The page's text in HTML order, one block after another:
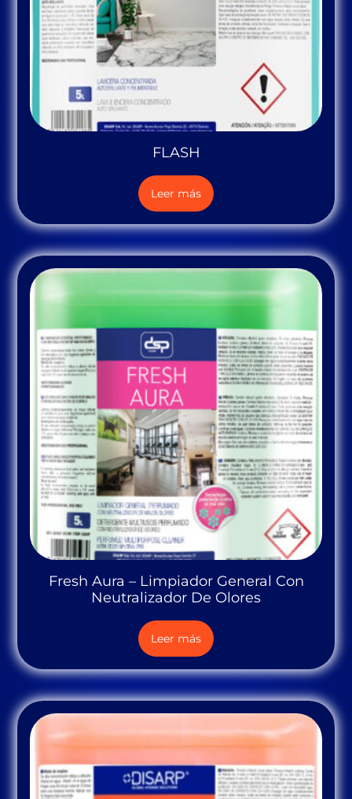
FLASH
Leer más
Fresh Aura – Limpiador General Con
Neutralizador De Olores
Leer más